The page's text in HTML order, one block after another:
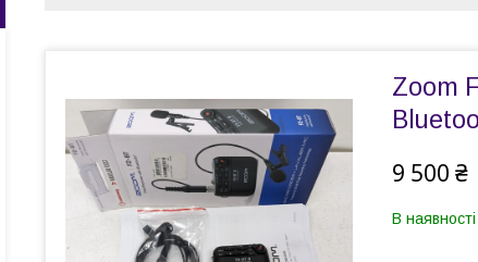
Zoom
9 500 ₴
В наявності